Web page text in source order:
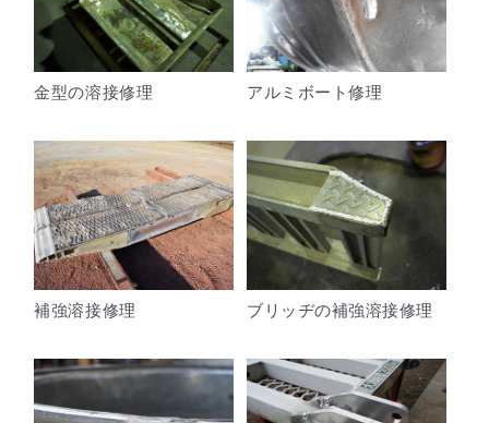
金型の溶接修理 アルミボート修理
補強溶接修理 ブリッヂの補強溶接修理